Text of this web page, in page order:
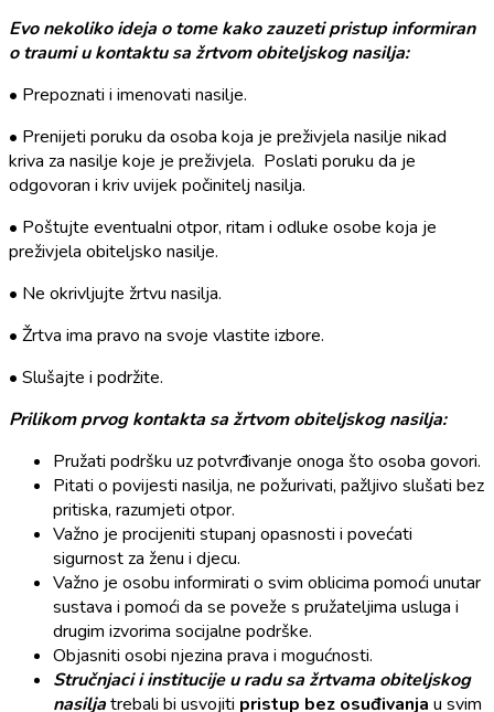
Evo nekoliko ideja o tome kako zauzeti pristup informiran
o traumi u kontaktu sa žrtvom obiteljskog nasilja:
• Prepoznati i imenovati nasilje.
• Prenijeti poruku da osoba koja je preživjela nasilje nikad
kriva za nasilje koje je preživjela. Poslati poruku da je
odgovoran i kriv uvijek počinitelj nasilja.
• Poštujte eventualni otpor, ritam i odluke osobe koja je
preživjela obiteljsko nasilje.
• Ne okrivljujte žrtvu nasilja.
• Žrtva ima pravo na svoje vlastite izbore.
• Slušajte i podržite.
Prilikom prvog kontakta sa žrtvom obiteljskog nasilja:
Pružati podršku uz potvrđivanje onoga što osoba govori.
Pitati o povijesti nasilja, ne požurivati, pažljivo slušati bez
pritiska, razumjeti otpor.
Važno je procijeniti stupanj opasnosti i povećati
sigurnost za ženu i djecu.
Važno je osobu informirati o svim oblicima pomoći unutar
sustava i pomoći da se poveže s pružateljima usluga i
drugim izvorima socijalne podrške.
Objasniti osobi njezina prava i mogućnosti.
Stručnjaci i institucije u radu sa žrtvama obiteljskog
nasiljatrebali bi usvojiti pristup bez osuđivanja u svim